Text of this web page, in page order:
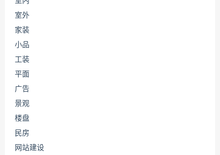
室外
家装
小品
工装
平面
广告
景观
楼盘
民房
网站建设